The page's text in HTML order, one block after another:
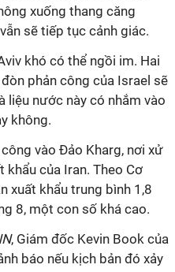
xuống thang căng
sẽ tiếp tục cảnh giác.
khó có thể ngồi im. Hai
phản công của Israel sẽ
liệu nước này có nhắm vào
không.
vào Đảo Kharg, nơi xử
khẩu của Iran. Theo Cơ
xuất khẩu trung bình 1,8
8, một con số khá cao.
, Giám đốc Kevin Book của
báo nếu kịch bản đó xảy